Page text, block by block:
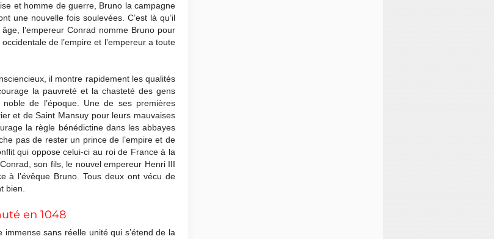
et homme de guerre, Bruno la campagne
une nouvelle fois soulevées. C’est là qu’il
l’empereur Conrad nomme Bruno pour
de l’empire et l’empereur a toute
il montre rapidement les qualités
la pauvreté et la chasteté des gens
de l’époque. Une de ses premières
et de Saint Mansuy pour leurs mauvaises
la règle bénédictine dans les abbayes
pas de rester un prince de l’empire et de
qui oppose celui-ci au roi de France à la
son fils, le nouvel empereur Henri III
à l’évêque Bruno. Tous deux ont vécu de
bien.
en 1048
immense sans réelle unité qui s’étend de la